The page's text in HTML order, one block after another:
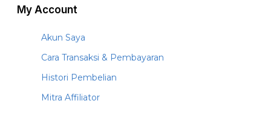
My Account
Akun Saya
Cara Transaksi & Pembayaran
Histori Pembelian
Mitra Affiliator